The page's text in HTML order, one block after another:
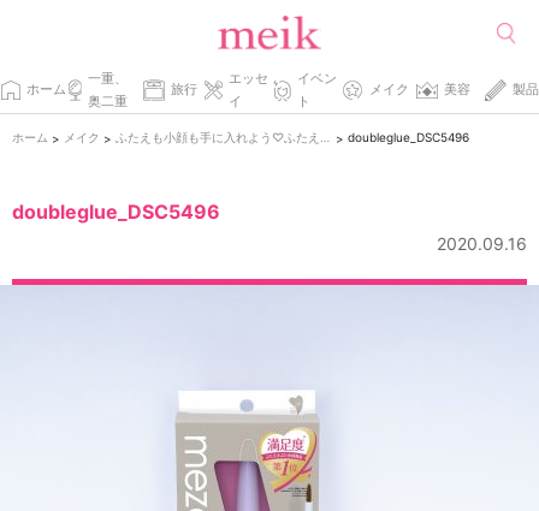
ホーム
一重、
奥二重
旅行
エッセ
イ
イベン
ト
メイク 美容 製品
ホーム > メイク > > doubleglue_DSC5496
doubleglue_DSC5496
2020.09.16